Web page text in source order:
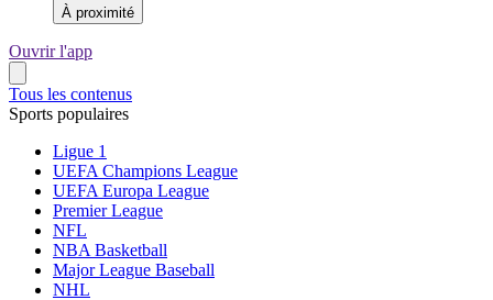
À proximité
Ouvrir l'app
Tous les contenus
Sports populaires
Ligue 1
UEFA Champions League
UEFA Europa League
Premier League
NFL
NBA Basketball
Major League Baseball
NHL